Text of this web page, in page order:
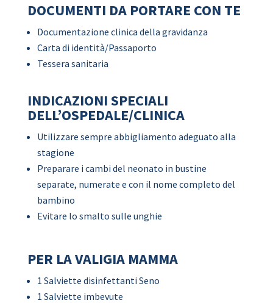
DOCUMENTI DA PORTARE CON TE
Documentazione clinica della gravidanza
Carta di identità/Passaporto
Tessera sanitaria
INDICAZIONI SPECIALI
DELL’OSPEDALE/CLINICA
Utilizzare sempre abbigliamento adeguato alla
stagione
Preparare i cambi del neonato in bustine
separate, numerate e con il nome completo del
bambino
Evitare lo smalto sulle unghie
PER LA VALIGIA MAMMA
1 Salviette disinfettanti Seno
1 Salviette imbevute